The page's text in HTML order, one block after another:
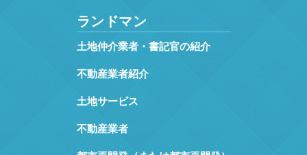
ランドマン
土地仲介業者・書記官の紹介
不動産業者紹介
土地サービス
不動産業者